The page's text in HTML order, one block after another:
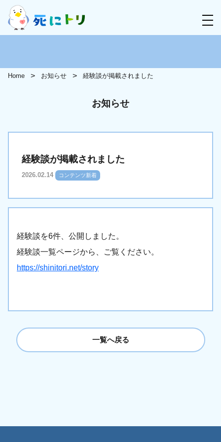
Home お知らせ 経験談が掲載されました
お知らせ
経験談が掲載されました
2026.02.14 コンテンツ新着
経験談を6件、公開しました。
経験談一覧ページから、ご覧ください。
https://shinitori.net/story
一覧へ戻る